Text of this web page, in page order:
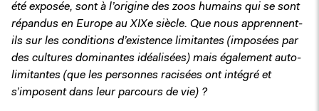
été exposée, sont à l’origine des zoos humains qui se sont
répandus en Europe au XIXe siècle. Que nous apprennent-
ils sur les conditions d’existence limitantes (imposées par
des cultures dominantes idéalisées) mais également auto-
limitantes (que les personnes racisées ont intégré et
s’imposent dans leur parcours de vie) ?